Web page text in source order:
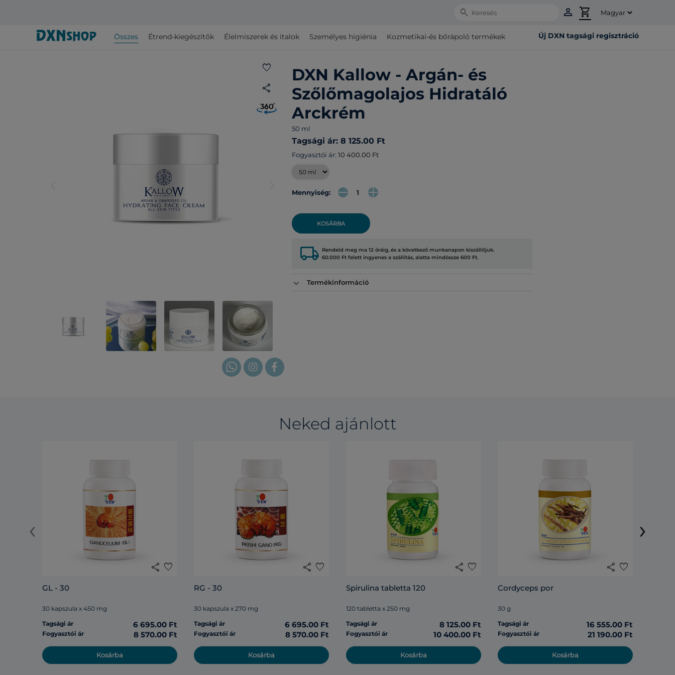
Search person shopping_cart
Összes Étrend-kiegészítők Élelmiszerek és italok Személyes higiénia Kozmetikai-és bőrápoló termékek Új DXN tagsági regisztráció
favorite
share
DXN Kallow - Argán- és
Szőlőmagolajos Hidratáló
Arckrém
50 ml
Tagsági ár: 8 125.00 Ft
Fogyasztói ár: 10 400.00 Ft
Mennyiség:
KOSÁRBA
local_shipping Rendeld meg ma 12 óráig, és a következő munkanapon kiszállítjuk.
60.000 Ft felett ingyenes a szállítás, alatta mindössze 600 Ft.
Termékinformáció
Neked ajánlott
share favorite
GL - 30
30 kapszula x 450 mg
Tagsági ár
6 695.00 Ft
Fogyasztói ár 8 570.00 Ft
Kosárba
share favorite
RG - 30
30 kapszula x 270 mg
Tagsági ár
6 695.00 Ft
Fogyasztói ár 8 570.00 Ft
Kosárba
share favorite
Spirulina tabletta 120
120 tabletta x 250 mg
Tagsági ár
8 125.00 Ft
Fogyasztói ár 10 400.00 Ft
Kosárba
share favorite
Cordyceps por
30 g
Tagsági ár
16 555.00 Ft
Fogyasztói ár 21 190.00 Ft
Kosárba
‹ ›